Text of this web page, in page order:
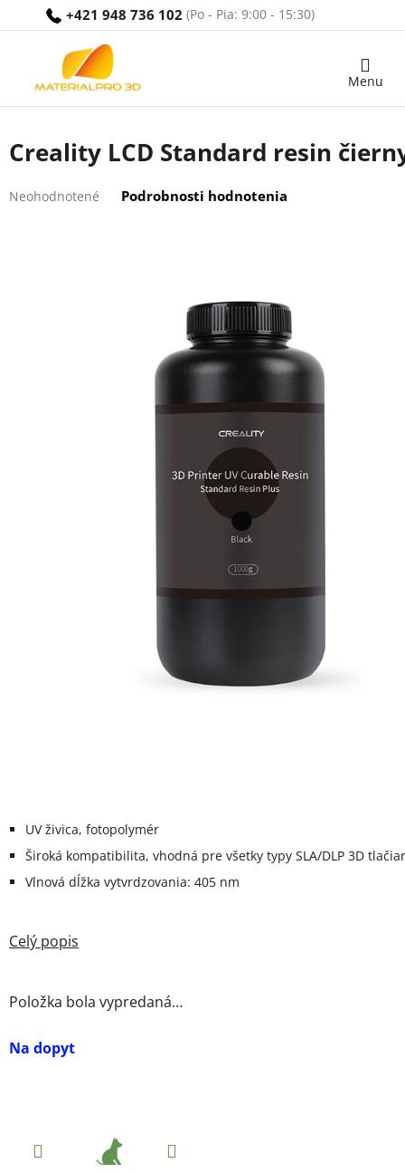
+421 948 736 102
Nákupný
Creality LCD Standard resin
hodnotenie
Neohodnotené Podrobnosti hodnotenia
Na dopyt
Položka bola vypredaná…
UV živica, fotopolymér
Široká kompatibilita, vhodná pre všetky typy SLA/DLP 3D
Vlnová dĺžka vytvrdzovania: 405 nm